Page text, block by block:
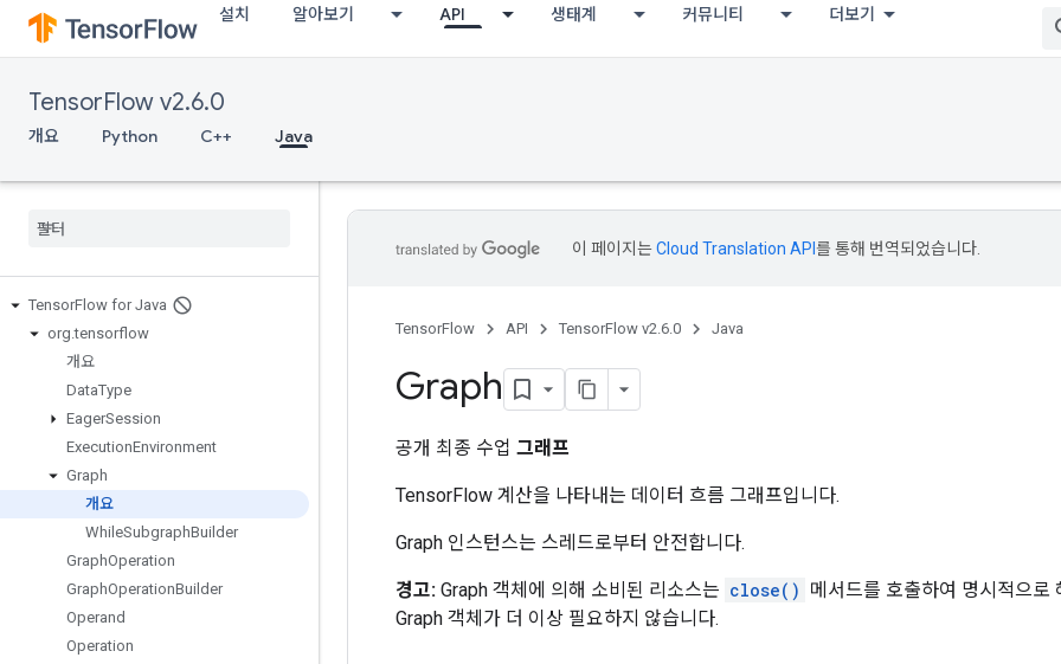
설치 알아보기 API 생태계 커뮤니티 더보기
TensorFlow v2.6.0
개요 Python C++ Java
TensorFlow for Java
org.tensorflow
개요
DataType
EagerSession
ExecutionEnvironment
Graph
개요
WhileSubgraphBuilder
GraphOperation
GraphOperationBuilder
Operand
Operation
이 페이지는Cloud Translation API 를 통해 번역되었습니다.
TensorFlow API TensorFlow v2.6.0 Java
Graph
공개 최종 수업 그래프
TensorFlow 계산을 나타내는 데이터 흐름 그래프입니다.
Graph 인스턴스는 스레드로부터 안전합니다.
경고: Graph 객체에 의해 소비된 리소스는 close() 메서드를 호출하여 명시적으로
Graph 객체가 더 이상 필요하지 않습니다.